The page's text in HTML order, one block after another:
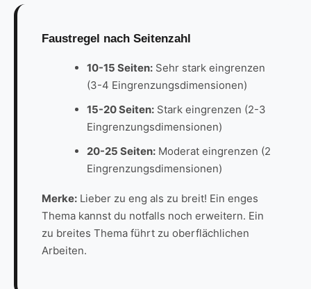
Faustregel nach Seitenzahl
10-15 Seiten: Sehr stark eingrenzen
(3-4 Eingrenzungsdimensionen)
15-20 Seiten: Stark eingrenzen (2-3
Eingrenzungsdimensionen)
20-25 Seiten: Moderat eingrenzen (2
Eingrenzungsdimensionen)
Merke: Lieber zu eng als zu breit! Ein enges
Thema kannst du notfalls noch erweitern. Ein
zu breites Thema führt zu oberflächlichen
Arbeiten.